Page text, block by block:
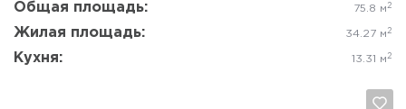
Общая площадь: 75.8 м 2
Жилая площадь: 34.27 м 2
Кухня: 13.31 м 2